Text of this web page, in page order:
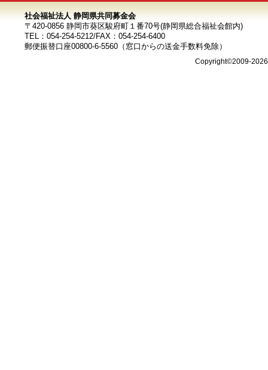
社会福祉法人 静岡県共同募金会
〒420-0856 静岡市葵区駿府町１番70号(静岡県総合福祉会館内)
TEL：054-254-5212/FAX：054-254-6400
郵便振替口座00800-6-5560（窓口からの送金手数料免除）
Copyright©2009-